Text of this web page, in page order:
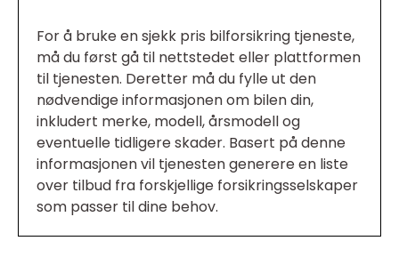
For å bruke en sjekk pris bilforsikring tjeneste,
må du først gå til nettstedet eller plattformen
til tjenesten. Deretter må du fylle ut den
nødvendige informasjonen om bilen din,
inkludert merke, modell, årsmodell og
eventuelle tidligere skader. Basert på denne
informasjonen vil tjenesten generere en liste
over tilbud fra forskjellige forsikringsselskaper
som passer til dine behov.